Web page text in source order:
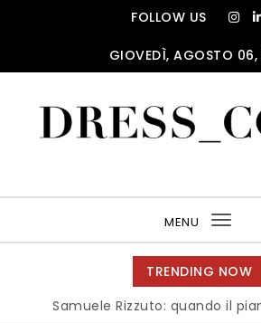
FOLLOW US
GIOVEDÌ, AGOSTO
MENU
TRENDING NOW
Samuele Rizzuto: quando il